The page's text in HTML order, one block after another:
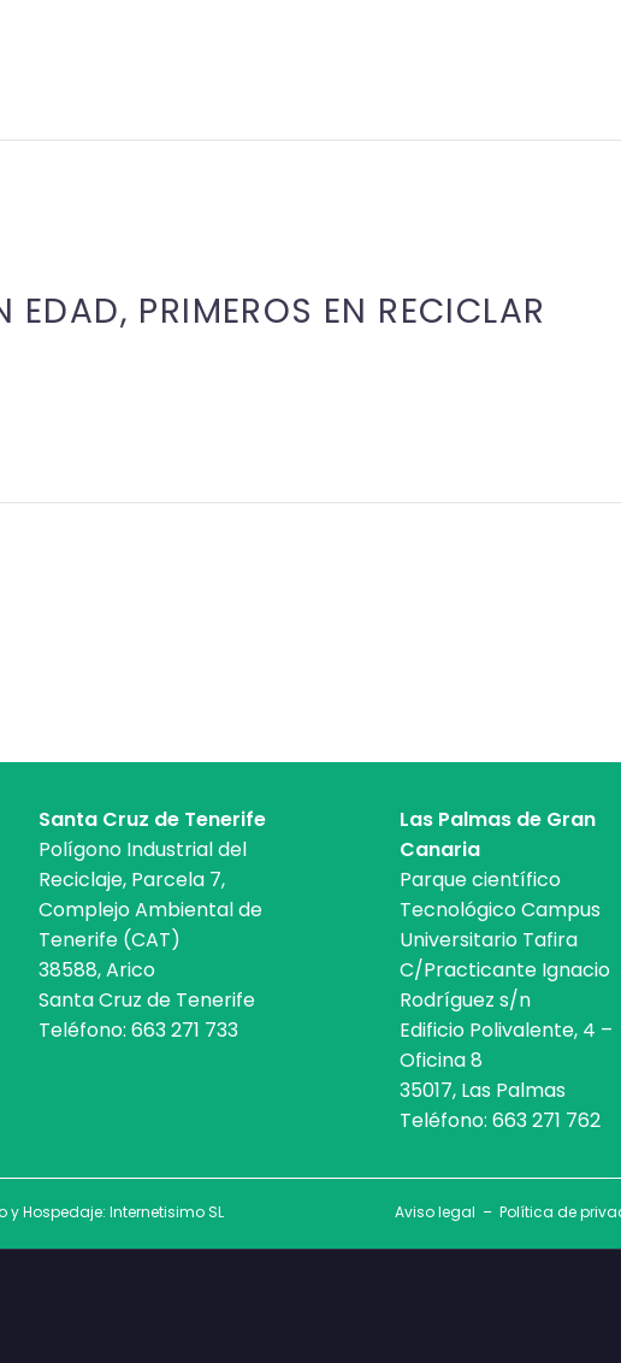
EDAD, PRIMEROS EN RECICLAR
Santa Cruz de Tenerife
Polígono Industrial del
Reciclaje, Parcela 7,
Complejo Ambiental de
Tenerife (CAT)
38588, Arico
Santa Cruz de Tenerife
Teléfono: 663 271 733
Las Palmas de Gran
Canaria
Parque científico
Tecnológico Campus
Universitario Tafira
C/Practicante Ignacio
Rodríguez s/n
Edificio Polivalente, 4 –
Oficina 8
35017, Las Palmas
Teléfono: 663 271 762
y Hospedaje: Internetisimo SL Aviso legal – Política de